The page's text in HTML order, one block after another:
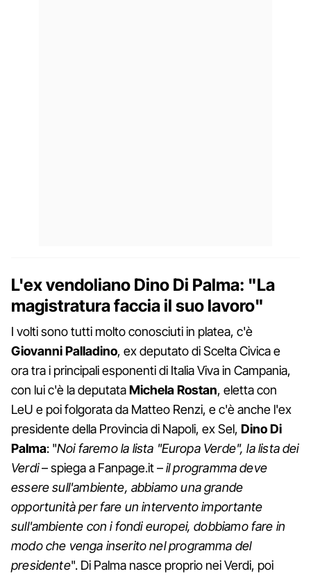
L'ex vendoliano Dino Di Palma: "La
magistratura faccia il suo lavoro"
I volti sono tutti molto conosciuti in platea, c'è
Giovanni Palladino, ex deputato di Scelta Civica e
ora tra i principali esponenti di Italia Viva in Campania,
con lui c'è la deputataMichela Rostan, eletta con
LeU e poi folgorata da Matteo Renzi, e c'è anche l'ex
presidente della Provincia di Napoli, ex Sel, Dino Di
Palma: "Noi faremo la lista "Europa Verde", la lista dei
Verdi– spiega a Fanpage.it –il programma deve
essere sull'ambiente, abbiamo una grande
opportunità per fare un intervento importante
sull'ambiente con i fondi europei, dobbiamo fare in
modo che venga inserito nel programma del
presidente". Di Palma nasce proprio nei Verdi, poi